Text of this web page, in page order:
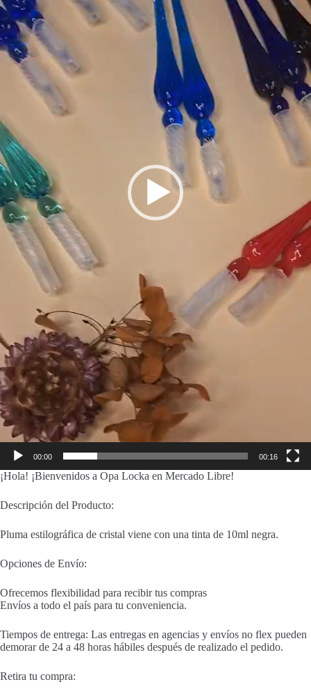
00:00 00:16
¡Hola! ¡Bienvenidos a Opa Locka en Mercado Libre!
Descripción del Producto:
Pluma estilográfica de cristal viene con una tinta de 10ml negra.
Opciones de Envío:
Ofrecemos flexibilidad para recibir tus compras
Envíos a todo el país para tu conveniencia.
Tiempos de entrega: Las entregas en agencias y envíos no flex pueden
demorar de 24 a 48 horas hábiles después de realizado el pedido.
Retira tu compra: